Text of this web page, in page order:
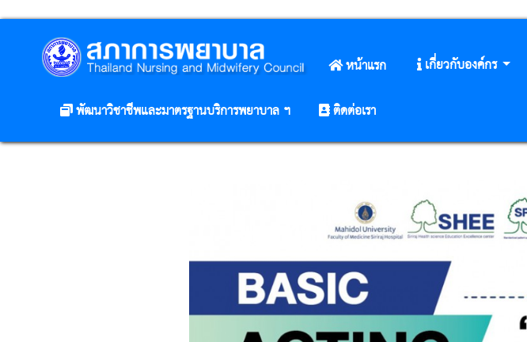
หน้าแรก เกี่ยวกับองค์กร
พัฒนาวิชาชีพและมาตรฐานบริการพยาบาล ฯ
ติดต่อเรา